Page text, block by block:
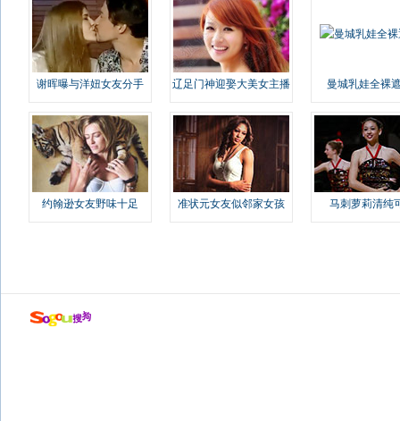
谢晖曝与洋妞女友分手 辽足门神迎娶大美女主播 曼城乳娃全裸
约翰逊女友野味十足 准状元女友似邻家女孩 马刺萝莉清纯